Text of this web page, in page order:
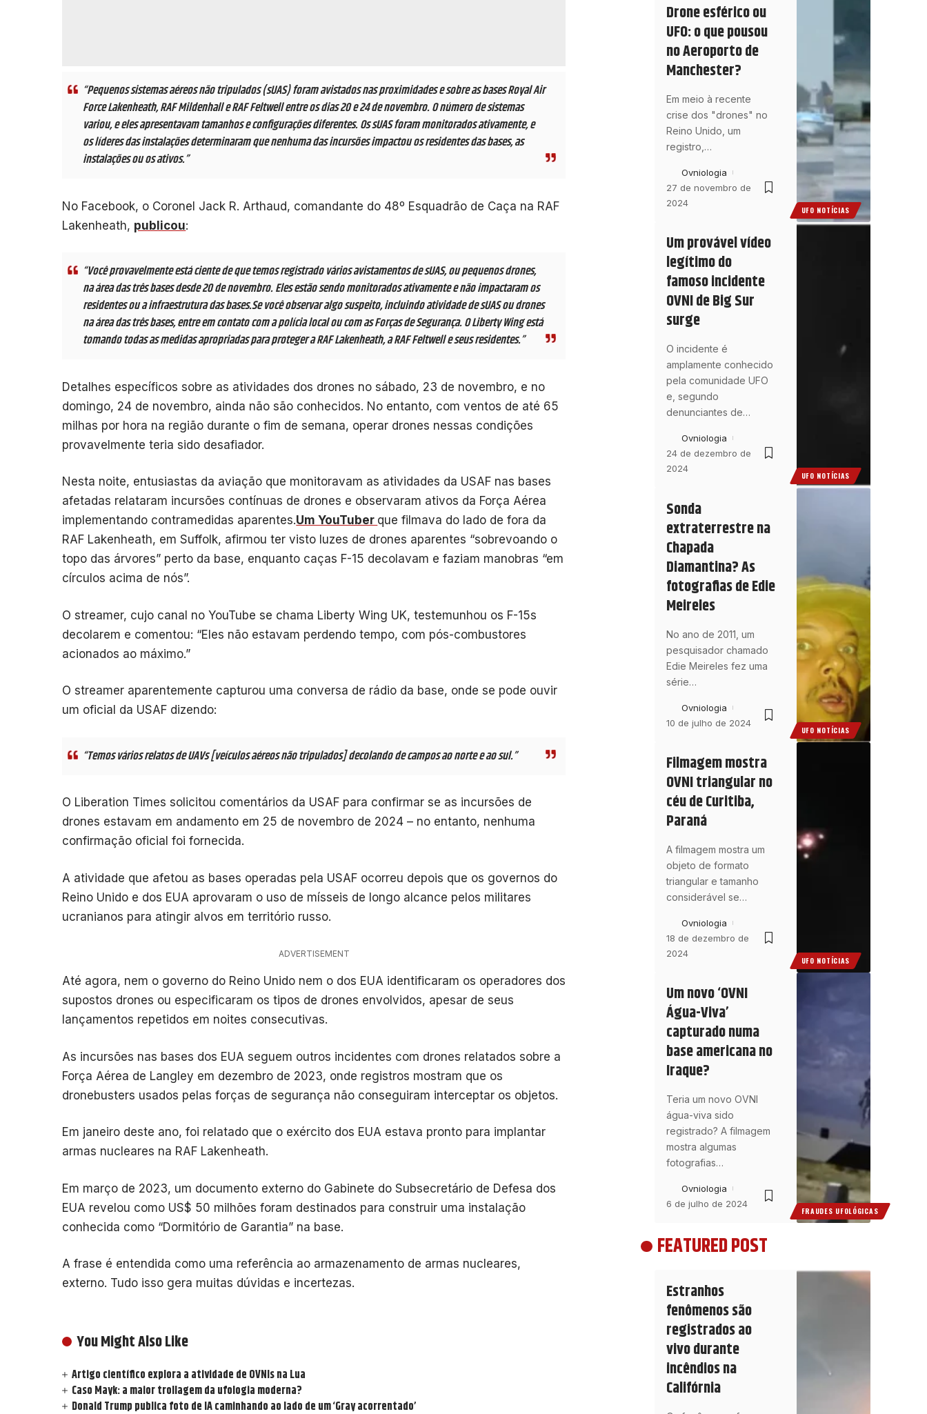
“Pequenos sistemas aéreos não tripulados (sUAS) foram avistados nas proximidades e sobre as bases Royal Air
Force Lakenheath, RAF Mildenhall e RAF Feltwell entre os dias 20 e 24 de novembro. O número de sistemas
variou, e eles apresentavam tamanhos e configurações diferentes. Os sUAS foram monitorados ativamente, e
os líderes das instalações determinaram que nenhuma das incursões impactou os residentes das bases, as
instalações ou os ativos.”
No Facebook, o Coronel Jack R. Arthaud, comandante do 48º Esquadrão de Caça na RAF
Lakenheath, publicou:
“Você provavelmente está ciente de que temos registrado vários avistamentos de sUAS, ou pequenos drones,
na área das três bases desde 20 de novembro. Eles estão sendo monitorados ativamente e não impactaram os
residentes ou a infraestrutura das bases.Se você observar algo suspeito, incluindo atividade de sUAS ou drones
na área das três bases, entre em contato com a polícia local ou com as Forças de Segurança. O Liberty Wing está
tomando todas as medidas apropriadas para proteger a RAF Lakenheath, a RAF Feltwell e seus residentes.”
Detalhes específicos sobre as atividades dos drones no sábado, 23 de novembro, e no
domingo, 24 de novembro, ainda não são conhecidos. No entanto, com ventos de até 65
milhas por hora na região durante o fim de semana, operar drones nessas condições
provavelmente teria sido desafiador.
Nesta noite, entusiastas da aviação que monitoravam as atividades da USAF nas bases
afetadas relataram incursões contínuas de drones e observaram ativos da Força Aérea
implementando contramedidas aparentes.Um YouTuber que filmava do lado de fora da
RAF Lakenheath, em Suffolk, afirmou ter visto luzes de drones aparentes “sobrevoando o
topo das árvores” perto da base, enquanto caças F-15 decolavam e faziam manobras “em
círculos acima de nós”.
O streamer, cujo canal no YouTube se chama Liberty Wing UK, testemunhou os F-15s
decolarem e comentou: “Eles não estavam perdendo tempo, com pós-combustores
acionados ao máximo.”
O streamer aparentemente capturou uma conversa de rádio da base, onde se pode ouvir
um oficial da USAF dizendo:
“Temos vários relatos de UAVs [veículos aéreos não tripulados] decolando de campos ao norte e ao sul.”
O Liberation Times solicitou comentários da USAF para confirmar se as incursões de
drones estavam em andamento em 25 de novembro de 2024 – no entanto, nenhuma
confirmação oficial foi fornecida.
A atividade que afetou as bases operadas pela USAF ocorreu depois que os governos do
Reino Unido e dos EUA aprovaram o uso de mísseis de longo alcance pelos militares
ucranianos para atingir alvos em território russo.
ADVERTISEMENT
Até agora, nem o governo do Reino Unido nem o dos EUA identificaram os operadores dos
supostos drones ou especificaram os tipos de drones envolvidos, apesar de seus
lançamentos repetidos em noites consecutivas.
As incursões nas bases dos EUA seguem outros incidentes com drones relatados sobre a
Força Aérea de Langley em dezembro de 2023, onde registros mostram que os
dronebusters usados pelas forças de segurança não conseguiram interceptar os objetos.
Em janeiro deste ano, foi relatado que o exército dos EUA estava pronto para implantar
armas nucleares na RAF Lakenheath.
Em março de 2023, um documento externo do Gabinete do Subsecretário de Defesa dos
EUA revelou como US$ 50 milhões foram destinados para construir uma instalação
conhecida como “Dormitório de Garantia” na base.
A frase é entendida como uma referência ao armazenamento de armas nucleares,
externo. Tudo isso gera muitas dúvidas e incertezas.
You Might Also Like
Artigo científico explora a atividade de OVNIs na Lua
Caso Mayk: a maior trollagem da ufologia moderna?
Donald Trump publica foto de IA caminhando ao lado de um ‘Gray acorrentado’
UFO NOTÍCIAS
Drone esférico ou
UFO: o que pousou
no Aeroporto de
Manchester?
Em meio à recente
crise dos "drones" no
Reino Unido, um
registro, …
Ovniologia
27 de novembro de
2024
UFO NOTÍCIAS
Um provável vídeo
legítimo do
famoso incidente
OVNI de Big Sur
surge
O incidente é
amplamente conhecido
pela comunidade UFO
e, segundo
denunciantes de…
Ovniologia
24 de dezembro de
2024
UFO NOTÍCIAS
Sonda
extraterrestre na
Chapada
Diamantina? As
fotografias de Edie
Meireles
No ano de 2011, um
pesquisador chamado
Edie Meireles fez uma
série…
Ovniologia
10 de julho de 2024
UFO NOTÍCIAS
Filmagem mostra
OVNI triangular no
céu de Curitiba,
Paraná
A filmagem mostra um
objeto de formato
triangular e tamanho
considerável se…
Ovniologia
18 de dezembro de
2024
FRAUDES UFOLÓGICAS
Um novo ‘OVNI
Água-Viva’
capturado numa
base americana no
Iraque?
Teria um novo OVNI
água-viva sido
registrado? A filmagem
mostra algumas
fotografias…
Ovniologia
6 de julho de 2024
FEATURED POST
Estranhos
fenômenos são
registrados ao
vivo durante
incêndios na
Califórnia